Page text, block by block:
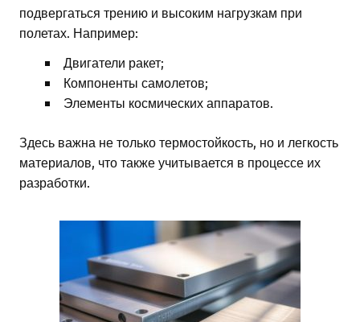
подвергаться трению и высоким нагрузкам при
полетах. Например:
Двигатели ракет;
Компоненты самолетов;
Элементы космических аппаратов.
Здесь важна не только термостойкость, но и легкость
материалов, что также учитывается в процессе их
разработки.